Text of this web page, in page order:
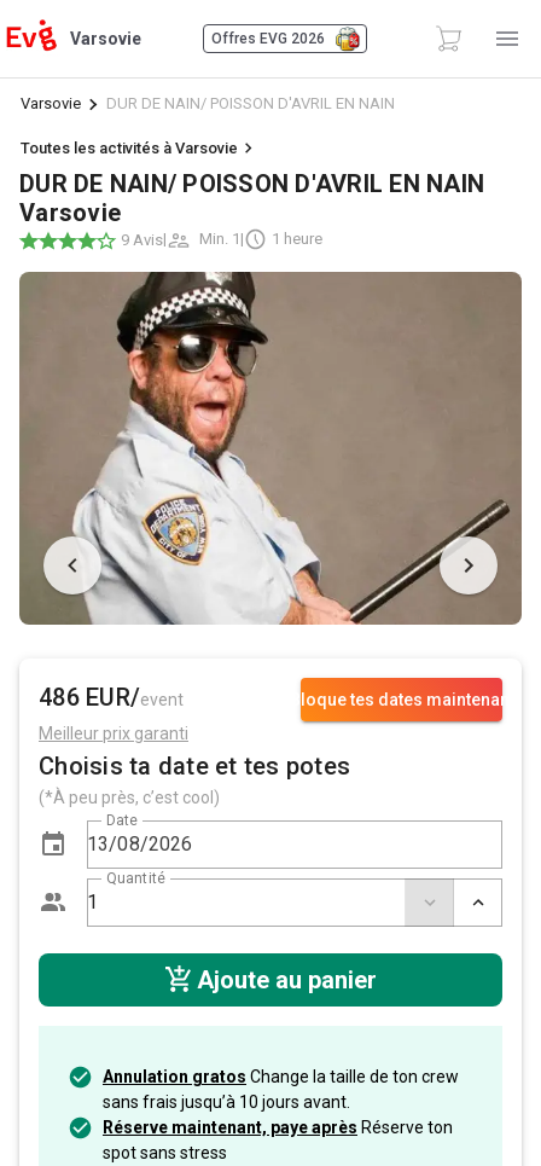
Varsovie Offres EVG 2026
Varsovie DUR DE NAIN/ POISSON D'AVRIL EN NAIN
Toutes les activités à Varsovie
DUR DE NAIN/ POISSON D'AVRIL EN NAIN
Varsovie
9 Avis| Min. 1 | 1 heure
Bloque tes dates maintenant
486 EUR/event
Meilleur prix garanti
Choisis ta date et tes potes
(*À peu près, c’est cool)
Date
Quantité
Ajoute au panier
Annulation gratos Change la taille de ton crew
sans frais jusqu’à 10 jours avant.
Réserve maintenant, paye après Réserve ton
spot sans stress